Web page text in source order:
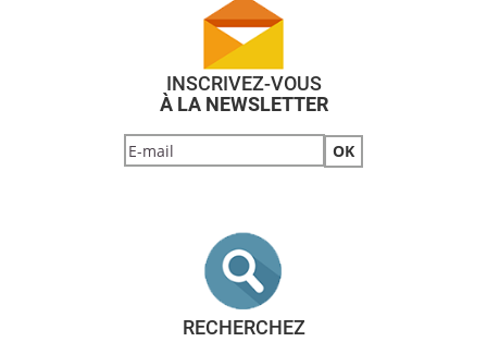
INSCRIVEZ-VOUS
À LA NEWSLETTER
RECHERCHEZ